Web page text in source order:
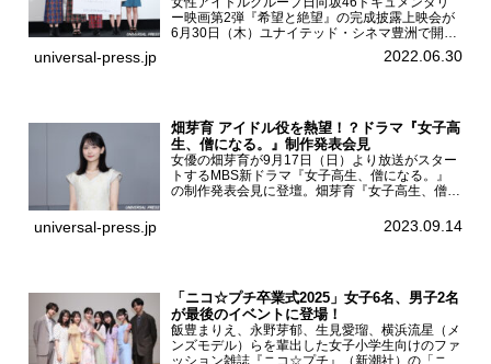
ー映画第2弾『希望と絶望』の完成披露上映会が
6月30日（木）ユナイテッド・シネマ豊洲で開催
され、日向坂46メンバーの加藤史帆、齊藤京
子、佐々木久美、富田鈴花、松田好花の5人が登
universal-press.jp 2022.06.30
畑芽育 アイドル役を熱望！？ドラマ『女子高
生、僧になる。』制作発表会見
女優の畑芽育が9月17日（日）より放送がスター
トするMBS新ドラマ『女子高生、僧になる。』
の制作発表会見に登壇。畑芽育『女子高生、僧に
ーについて「下白石麦は頭にビックリマークと、
universal-press.jp 2023.09.14
「ニコ☆プチ卒業式2025」女子6名、男子2名
が最後のイベントに登場！
飯豊まりえ、永野芽郁、生見愛瑠、横浜流星（メ
ンズモデル）らを輩出した女子小学生向けのファ
ッション雑誌『ニコ☆プチ』（新潮社）の「ニコ